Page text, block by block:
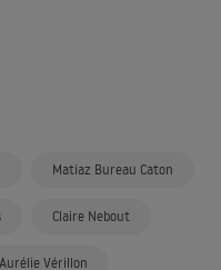
Matiaz Bureau Caton
Claire Nebout
Aurélie Vérillon